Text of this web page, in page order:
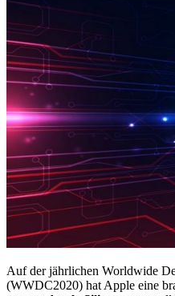
Auf der jährlichen Worldwide
(WWDC2020) hat Apple eine